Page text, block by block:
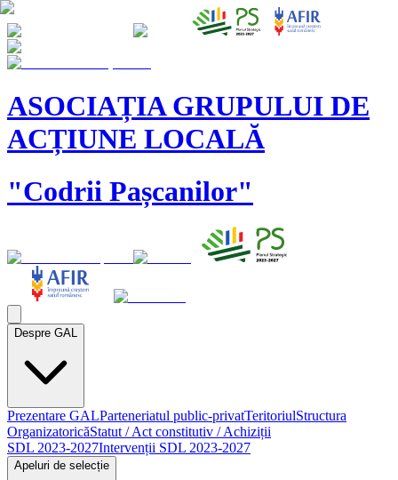
ASOCIAȚIA GRUPULUI DE
ACȚIUNE LOCALĂ
"Codrii Pașcanilor"
Despre GAL
Prezentare GALParteneriatul public-privatTeritoriulStructura
OrganizatoricăStatut / Act constitutiv / Achiziții
SDL 2023-2027Intervenții SDL 2023-2027
Apeluri de selecție